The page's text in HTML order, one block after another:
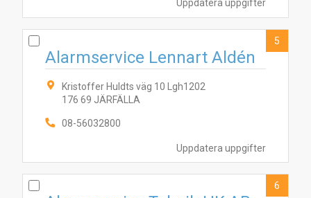
Uppdatera uppgifter
Uppdatera uppgifter
Alarmservice Lennart Aldén
Kristoffer Huldts väg 10 Lgh1202
176 69 JÄRFÄLLA
08-56032800
5
6